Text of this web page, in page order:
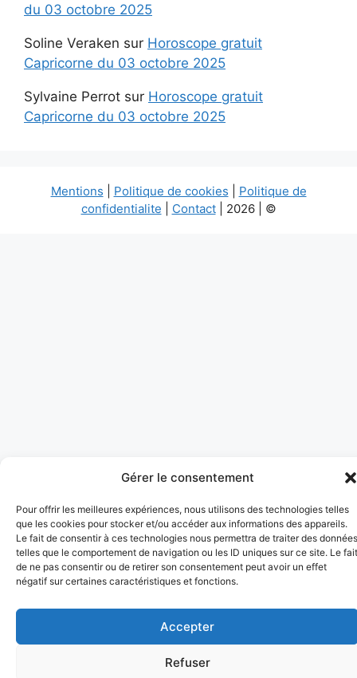
Gérer le consentement
Pour offrir les meilleures expériences, nous utilisons des technologies telles
que les cookies pour stocker et/ou accéder aux informations des appareils.
Le fait de consentir à ces technologies nous permettra de traiter des données
telles que le comportement de navigation ou les ID uniques sur ce site. Le fait
de ne pas consentir ou de retirer son consentement peut avoir un effet
négatif sur certaines caractéristiques et fonctions.
Accepter
Refuser
du 03 octobre 2025
Soline Veraken sur Horoscope gratuit
Capricorne du 03 octobre 2025
Sylvaine Perrot sur Horoscope gratuit
Capricorne du 03 octobre 2025
Mentions Politique de cookies
Politique de
confidentialite
Contact| 2026 | ©